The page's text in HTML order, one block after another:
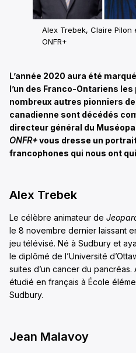
Alex Trebek, Claire Pilon
ONFR+
L’année 2020 aura été
l’un des Franco-Ontariens
nombreux autres pionniers
canadienne sont décédés
directeur général du
ONFR+vous dresse un
francophones qui nous ont
Alex Trebek
Le célèbre animateur de
le 8 novembre dernier laissant
jeu télévisé. Né à Sudbury et
le diplômé de l’Université
suites d’un cancer du
étudié en français à École
Sudbury.
Jean Malavoy